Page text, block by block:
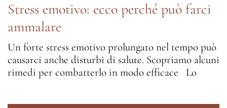
Stress emotivo: ecco perché può farci
ammalare
Un forte stress emotivo prolungato nel tempo può
causarci anche disturbi di salute. Scopriamo alcuni
rimedi per combatterlo in modo efficace Lo